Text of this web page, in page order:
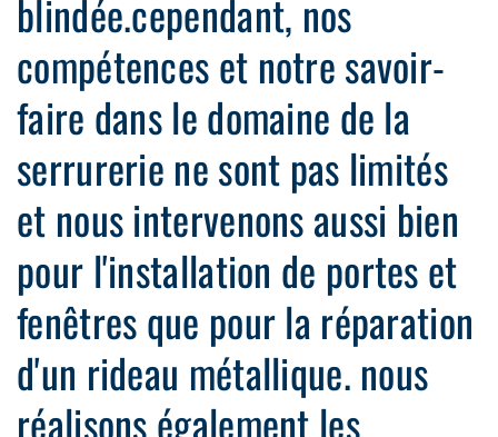
blindée.cependant, nos
compétences et notre savoir-
faire dans le domaine de la
serrurerie ne sont pas limités
et nous intervenons aussi bien
pour l'installation de portes et
fenêtres que pour la réparation
d'un rideau métallique. nous
réalisons également les